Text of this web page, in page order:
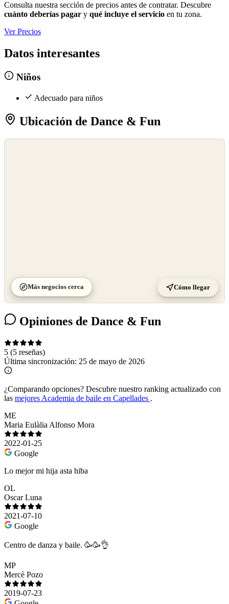
Consulta nuestra sección de precios antes de contratar. Descubre
cuánto deberías pagar y qué incluye el servicio en tu zona.
Ver Precios
Datos interesantes
Niños
Adecuado para niños
Ubicación de Dance & Fun
Más negocios cerca Cómo llegar
Opiniones de Dance & Fun
5 (5 reseñas)
Última sincronización: 25 de mayo de 2026
¿Comparando opciones? Descubre nuestro ranking actualizado con
las mejores Academia de baile en Capellades .
ME
Maria Eulàlia Alfonso Mora
2022-01-25
Google
Lo mejor mi hija asta hiba
OL
Oscar Luna
2021-07-10
Google
Centro de danza y baile. 🥳🥳👌
MP
Mercè Pozo
2019-07-23